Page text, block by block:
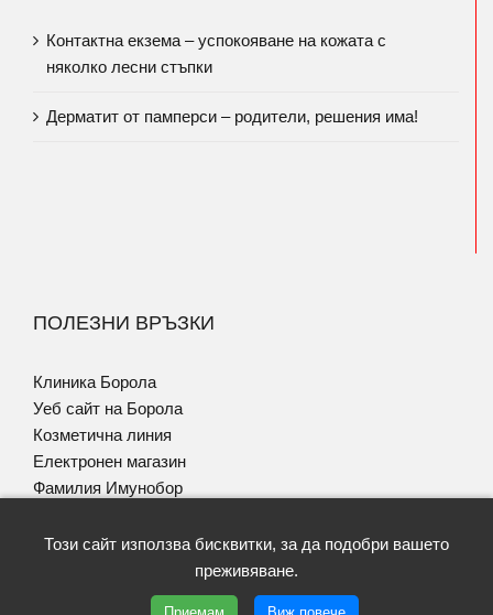
Контактна екзема – успокояване на кожата с
няколко лесни стъпки
Дерматит от памперси – родители, решения има!
ПОЛЕЗНИ ВРЪЗКИ
Клиника Борола
Уеб сайт на Борола
Козметична линия
Електронен магазин
Фамилия Имунобор
Този сайт използва бисквитки, за да подобри вашето
преживяване.